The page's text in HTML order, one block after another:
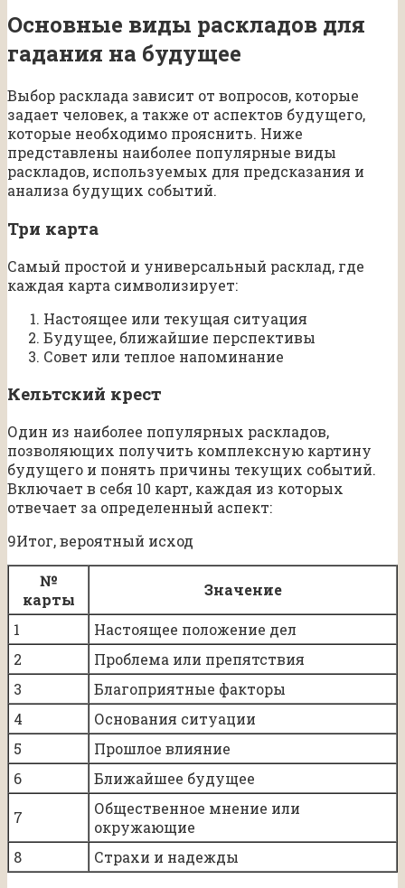
Основные виды раскладов для
гадания на будущее
Выбор расклада зависит от вопросов, которые
задает человек, а также от аспектов будущего,
которые необходимо прояснить. Ниже
представлены наиболее популярные виды
раскладов, используемых для предсказания и
анализа будущих событий.
Три карта
Самый простой и универсальный расклад, где
каждая карта символизирует:
Настоящее или текущая ситуация
Будущее, ближайшие перспективы
Совет или теплое напоминание
Кельтский крест
Один из наиболее популярных раскладов,
позволяющих получить комплексную картину
будущего и понять причины текущих событий.
Включает в себя 10 карт, каждая из которых
отвечает за определенный аспект:
9Итог, вероятный исход
№
карты
Значение
1
Настоящее положение дел
2
Проблема или препятствия
3
Благоприятные факторы
4
Основания ситуации
5
Прошлое влияние
6
Ближайшее будущее
7
Общественное мнение или
окружающие
8
Страхи и надежды